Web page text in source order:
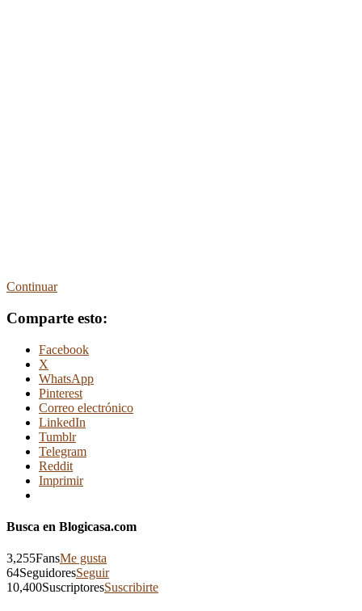
Continuar
Comparte esto:
Facebook
X
WhatsApp
Pinterest
Correo electrónico
LinkedIn
Tumblr
Telegram
Reddit
Imprimir
Busca en Blogicasa.com
3,255FansMe gusta
64SeguidoresSeguir
10,400SuscriptoresSuscribirte